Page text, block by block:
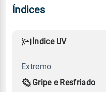
Índices
Índice UV
Extremo
Gripe e Resfriado